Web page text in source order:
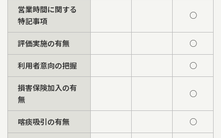
営業時間に関する
特記事項
○
評価実施の有無 ○
利用者意向の把握 ○
損害保険加入の有
無
○
喀痰吸引の有無 ○